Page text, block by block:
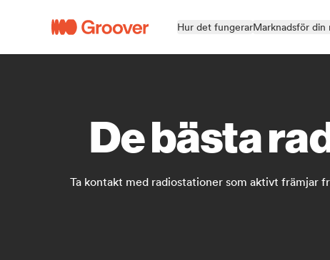
Hur det fungerarMarknadsför din
De bästa
Ta kontakt med radiostationer som aktivt främjar